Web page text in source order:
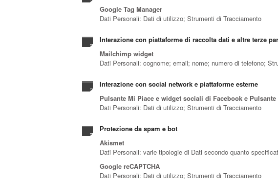
Google Tag Manager
Dati Personali: Dati di utilizzo; Strumenti di Tracciamento
Interazione con piattaforme di raccolta dati e altre terze
Mailchimp widget
Dati Personali: cognome; email; nome; numero di telefono;
Interazione con social network e piattaforme esterne
Pulsante Mi Piace e widget sociali di Facebook e
Dati Personali: Dati di utilizzo; Strumenti di Tracciamento
Protezione da spam e bot
Akismet
Dati Personali: varie tipologie di Dati secondo quanto
Google reCAPTCHA
Dati Personali: Dati di utilizzo; Strumenti di Tracciamento